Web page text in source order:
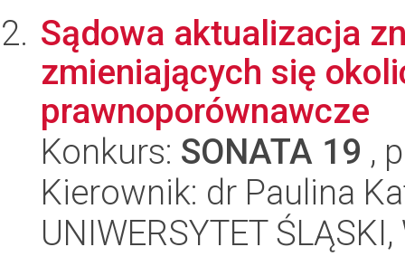
Sądowa aktualizacja
zmieniających się
prawnoporównawcze
Konkurs: SONATA 19 ,
Kierownik: dr Paulina
UNIWERSYTET